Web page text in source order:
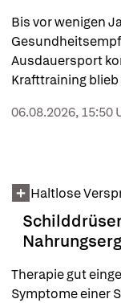
Bis vor wenigen
Ausdauersport
Krafttraining
ältere und kranke
06.08.2026, 15:50
Therapie gut
Symptome einer
Haltlose